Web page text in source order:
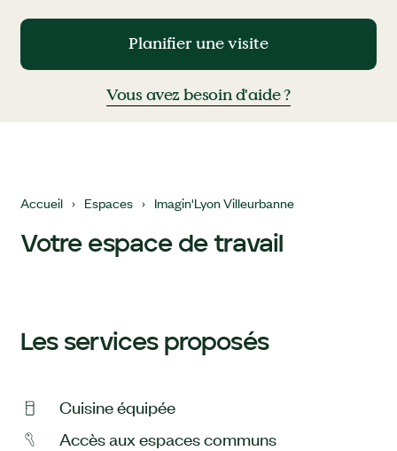
Planifier une visite
Planifier une visite
Vous avez besoin d'aide ?
Accueil › Espaces › Imagin'Lyon Villeurbanne
Votre espace de travail
Les services proposés
Cuisine équipée
Accès aux espaces communs